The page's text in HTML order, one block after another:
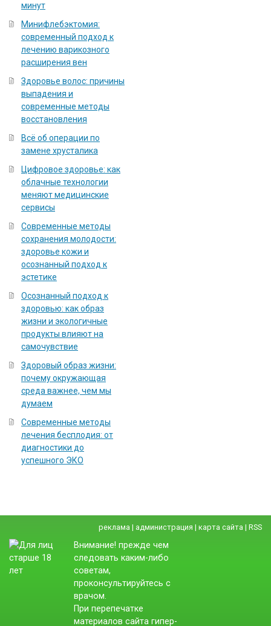
минут
Минифлебэктомия:
современный подход к
лечению варикозного
расширения вен
Здоровье волос: причины
выпадения и
современные методы
восстановления
Всё об операции по
замене хрусталика
Цифровое здоровье: как
облачные технологии
меняют медицинские
сервисы
Современные методы
сохранения молодости:
здоровье кожи и
осознанный подход к
эстетике
Осознанный подход к
здоровью: как образ
жизни и экологичные
продукты влияют на
самочувствие
Здоровый образ жизни:
почему окружающая
среда важнее, чем мы
думаем
Современные методы
лечения бесплодия: от
диагностики до
успешного ЭКО
реклама | администрация | карта сайта | RSS
Внимание! прежде чем
следовать каким-либо
советам,
проконсультируйтесь с
врачом.
При перепечатке
материалов сайта гипер-